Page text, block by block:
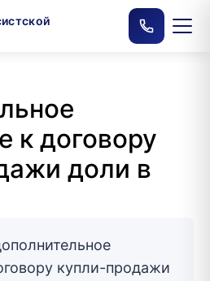
к договору
доли в
купли-продажи